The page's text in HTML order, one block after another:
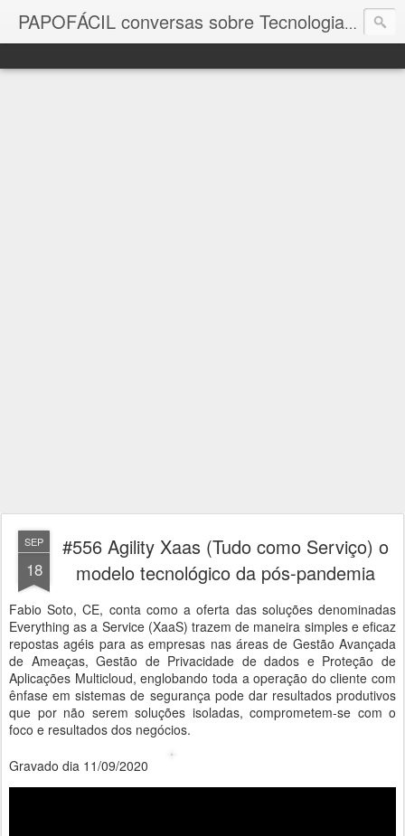
PAPOFÁCIL conversas sobre Tecnologiacom a
SEP
18
#556 Agility Xaas (Tudo como Serviço) o
modelo tecnológico da pós-pandemia
Fabio Soto, CE, conta como a oferta das soluções denominadas
Everything as a Service (XaaS) trazem de maneira simples e eficaz
repostas agéis para as empresas nas áreas de Gestão Avançada
de Ameaças, Gestão de Privacidade de dados e Proteção de
Aplicações Multicloud, englobando toda a operação do cliente com
ênfase em sistemas de segurança pode dar resultados produtivos
que por não serem soluções isoladas, comprometem-se com o
foco e resultados dos negócios.
Gravado dia 11/09/2020